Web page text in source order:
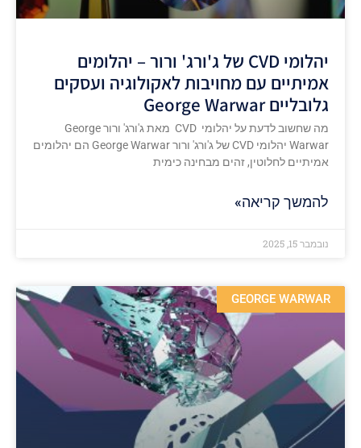
יהלומי CVD של ג'ורג' ורור – יהלומים
אמיתיים עם מחויבות לאקולוגיה ועסקים
גלובליים George Warwar
מה שחשוב לדעת על יהלומי CVD מאת ג'ורג' ורור George
Warwar יהלומי CVD של ג'ורג' ורור George Warwar הם יהלומים
אמיתיים לחלוטין, זהים מבחינה כימית
להמשך קריאה»
נובמבר 15, 2025
GEORGE WARWAR